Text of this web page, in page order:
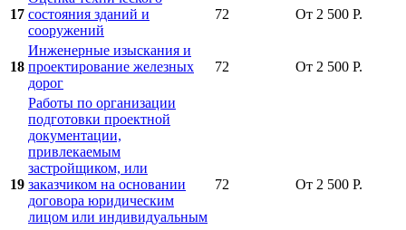
17 состояния зданий и
сооружений
72 От 2 500 Р.
18
Инженерные изыскания и
проектирование железных
дорог
72 От 2 500 Р.
19
Работы по организации
подготовки проектной
документации,
привлекаемым
застройщиком, или
заказчиком на основании
договора юридическим
лицом или индивидуальным
72 От 2 500 Р.